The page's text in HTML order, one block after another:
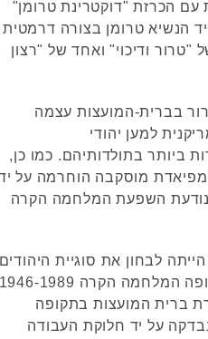
"דוקטרינת טרומן"
העמיד הנשיא טרומן בצורה דרמטית
ודיכוי" ואחד של "רצון
המועצות עצמה
למען יהודי
בתולדותיהם. כמו כן,
מוסקבה הוחרמה על ידי
השפעת המלחמה הקרה
לבחון את סוגיית היהודים
הקרה 1946-1989
המועצות בתקופה
1946-1989 נבדקה על יד חלוקת העבודה